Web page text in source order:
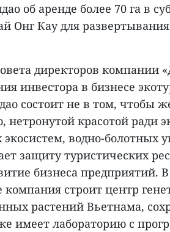
об аренде более 70 га в
Онг Кау для
директоров компании
инвестора в бизнесе
состоит не в том, чтобы
нетронутой красотой ради
водно-болотных
защиту туристических
бизнеса предприятий.
компания строит центр
растений Вьетнама,
имеет лабораторию с